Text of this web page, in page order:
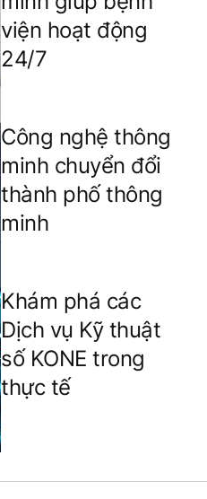
viện hoạt động
24/7
Công nghệ thông
minh chuyển đổi
thành phố thông
minh
Khám phá các
Dịch vụ Kỹ thuật
số KONE trong
thực tế